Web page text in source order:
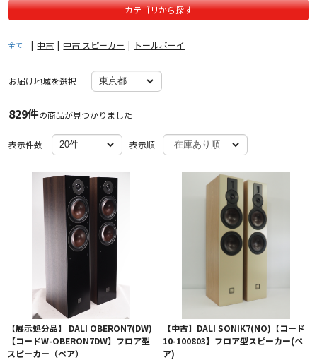
カテゴリから探す
全て | 中古 | 中古 スピーカー | トールボーイ
お届け地域を選択
829件の商品が見つかりました
表示件数 表示順
【展示処分品】 DALI OBERON7(DW)
【コードW-OBERON7DW】フロア型
スピーカー（ペア）
【中古】DALI SONIK7(NO)【コード
10-100803】フロア型スピーカー(ペ
ア)